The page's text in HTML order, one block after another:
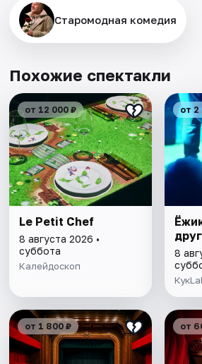
Старомодная комедия
Похожие спектакли
от 12 000 ₽
Le Petit Chef
8 августа 2026 •
суббота
Калейдоскоп
от 2
8
от 1 800 ₽ от